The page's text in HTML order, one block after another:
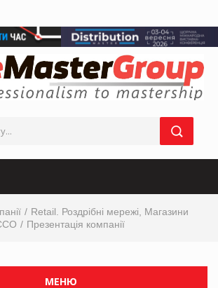
Retail. Роздрібні мережі, Магазини
Презентація компанії
МЕНЮ